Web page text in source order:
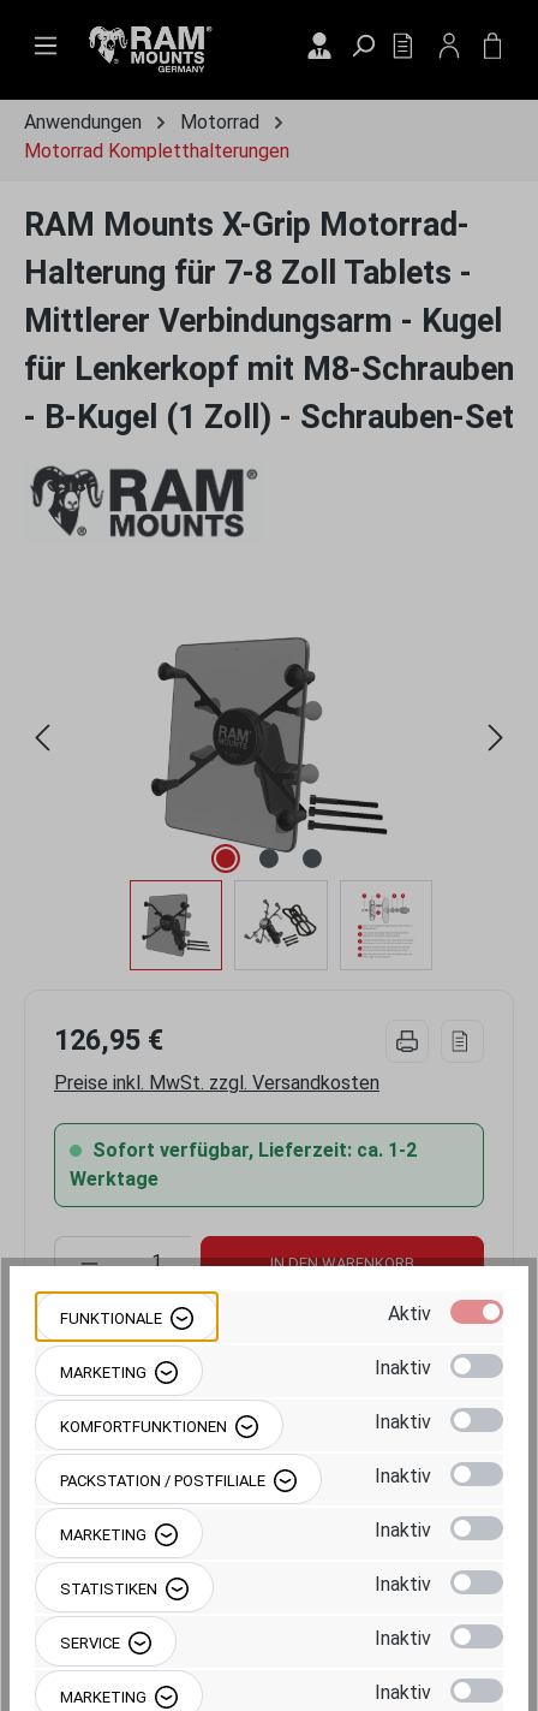
Zum Hauptinhalt springen
DU HAST 0
Anwendungen
Motorrad
Motorrad Kompletthalterungen
RAM Mounts X-Grip Motorrad-
Halterung für 7-8 Zoll Tablets -
Mittlerer Verbindungsarm - Kugel
für Lenkerkopf mit M8-Schrauben
- B-Kugel (1 Zoll) - Schrauben-Set
126,95 €
Preise inkl. MwSt. zzgl. Versandkosten
Sofort verfügbar, Lieferzeit: ca. 1-2
Werktage
Produkt Anzahl: Gib den gewünschten
IN DEN WARENKORB
Produktnummer:RAM-B-367-UN8U
Beschreibung
FUNKTIONALE Aktiv
MARKETING Inaktiv
KOMFORTFUNKTIONEN Inaktiv
PACKSTATION / POSTFILIALE Inaktiv
MARKETING Inaktiv
STATISTIKEN Inaktiv
SERVICE Inaktiv
MARKETING Inaktiv